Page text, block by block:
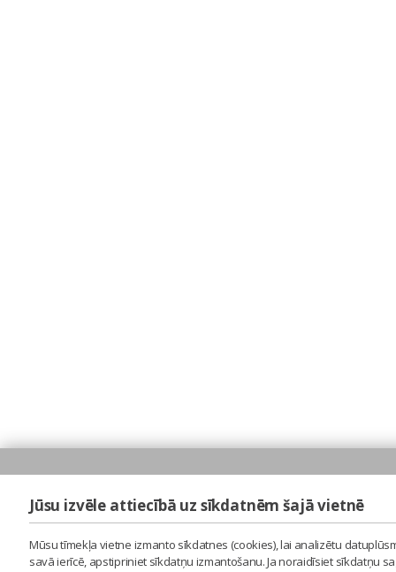
Jūsu izvēle attiecībā uz sīkdatnēm šajā vietnē
Mūsu tīmekļa vietne izmanto sīkdatnes (cookies), lai analizētu
savā ierīcē, apstipriniet sīkdatņu izmantošanu. Ja noraidīsiet sīkdatņu